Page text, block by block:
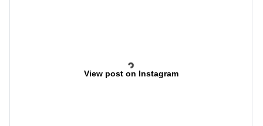
View post on Instagram